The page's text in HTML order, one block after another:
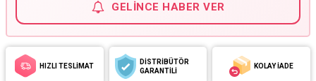
GELINCE HABER VER
HIZLI TESLİMAT
DİSTRİBÜTÖR
GARANTİLİ
KOLAY İADE